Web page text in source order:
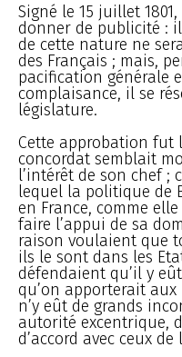
Signé le 15 juillet
donner de publicité :
de cette nature ne
des Français ; mais,
pacification générale
complaisance, il se
législature.
Cette approbation fut
concordat semblait
l’intérêt de son chef ;
lequel la politique de
en France, comme
faire l’appui de sa
raison voulaient que
ils le sont dans les
défendaient qu’il y
qu’on apporterait aux
n’y eût de grands
autorité excentrique,
d’accord avec ceux